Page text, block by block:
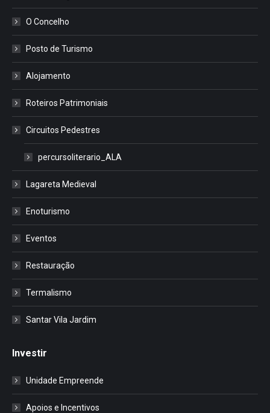
O Concelho
Posto de Turismo
Alojamento
Roteiros Patrimoniais
Circuitos Pedestres
percursoliterario_ALA
Lagareta Medieval
Enoturismo
Eventos
Restauração
Termalismo
Santar Vila Jardim
Investir
Unidade Empreende
Apoios e Incentivos